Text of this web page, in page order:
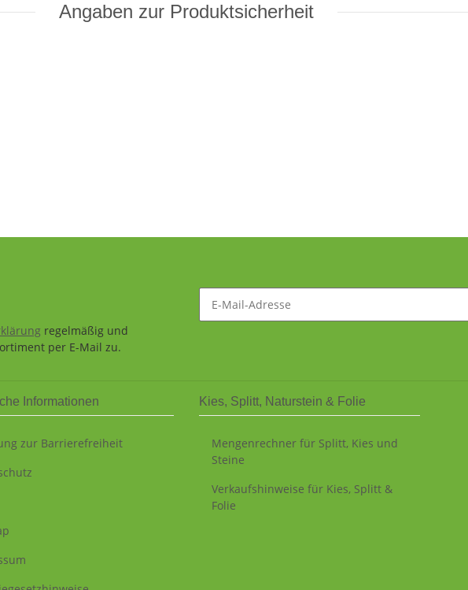
Angaben zur Produktsicherheit
regelmäßig und
per E-Mail zu.
Informationen
zur Barrierefreiheit
Kies, Splitt, Naturstein & Folie
Mengenrechner für Splitt, Kies und
Steine
Verkaufshinweise für Kies, Splitt &
Folie